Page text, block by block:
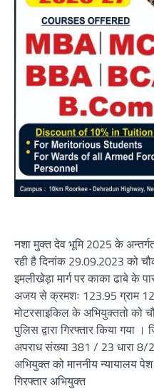
नशा मुक्त देव भूमि 2025 के
रही है दिनांक 29.09.2023 को
इमलीखेड़ा मार्ग पर काका ढाबे के
अजय से क्रमशः 123.95 ग्राम
मोटरसाइकिल के अभियुक्ततो को
पुलिस द्वारा गिरफ्तार किया गया
अपराध संख्या 381 / 23 धारा
अभियुक्त को माननीय न्यायालय
गिरफ्तार अभियुक्त